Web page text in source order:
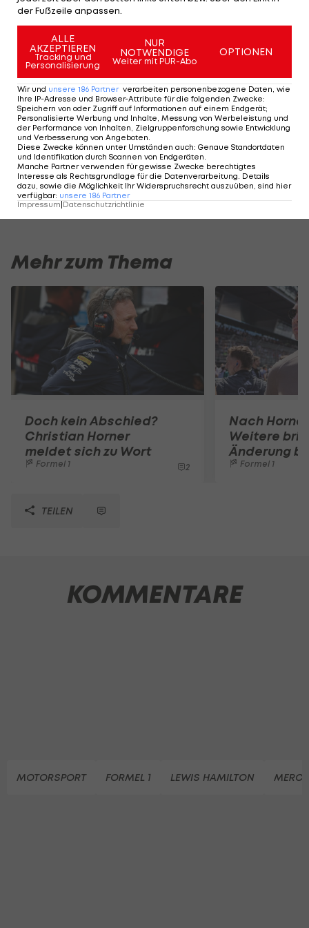
Deutschen ist stark beschädigt, ein Antritt im
Das Qualifying ab 15 Uhr imLIVE-Ticker >>>
Formel 1 - Termine/Ergebnisse>>>
Formel 1 - WM-Stand>>>
Der legendäre Durchmarsch des FC
Wacker Tirol I #Zwarakonferenz History
Zwarakonferenz
Am Stammtisch
Christopher Knett
Stammtisch
Mehr zum Thema
Doch kein Abschied?
Christian Horner
meldet sich zu Wort
Formel 1 2
Nach
Weitere
Änderung
Formel 1
TEILEN
KOMMENTARE
MOTORSPORT FORMEL 1 LEWIS HAMILTON
der Fußzeile anpassen.
ALLE
AKZEPTIEREN
Tracking und
Personalisierung
NUR
NOTWENDIGE
Weiter mit PUR-Abo
OPTIONEN
Wir und unsere 186 Partner verarbeiten personenbezogene Daten, wie
Ihre IP-Adresse und Browser-Attribute für die folgenden Zwecke:
Speichern von oder Zugriff auf Informationen auf einem Endgerät;
Personalisierte Werbung und Inhalte, Messung von Werbeleistung und
der Performance von Inhalten, Zielgruppenforschung sowie Entwicklung
und Verbesserung von Angeboten
Diese Zwecke können unter Umständen auch: Genaue Standortdaten
und Identifikation durch Scannen von Endgeräten
Manche Partner verwenden für gewisse Zwecke berechtigtes
Interesse als Rechtsgrundlage für die Datenverarbeitung. Details
dazu, sowie die Möglichkeit Ihr Widerspruchsrecht auszuüben, sind hier
verfügbar: unsere 186 Partner
Impressum|Datenschutzrichtlinie